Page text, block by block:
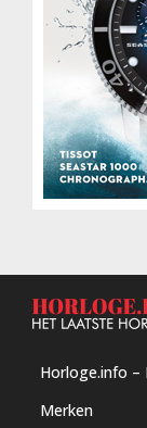
Horloge.info –
Merken